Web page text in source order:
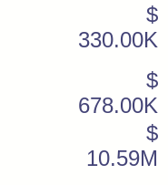
$
330.00K
$
678.00K
$
10.59M